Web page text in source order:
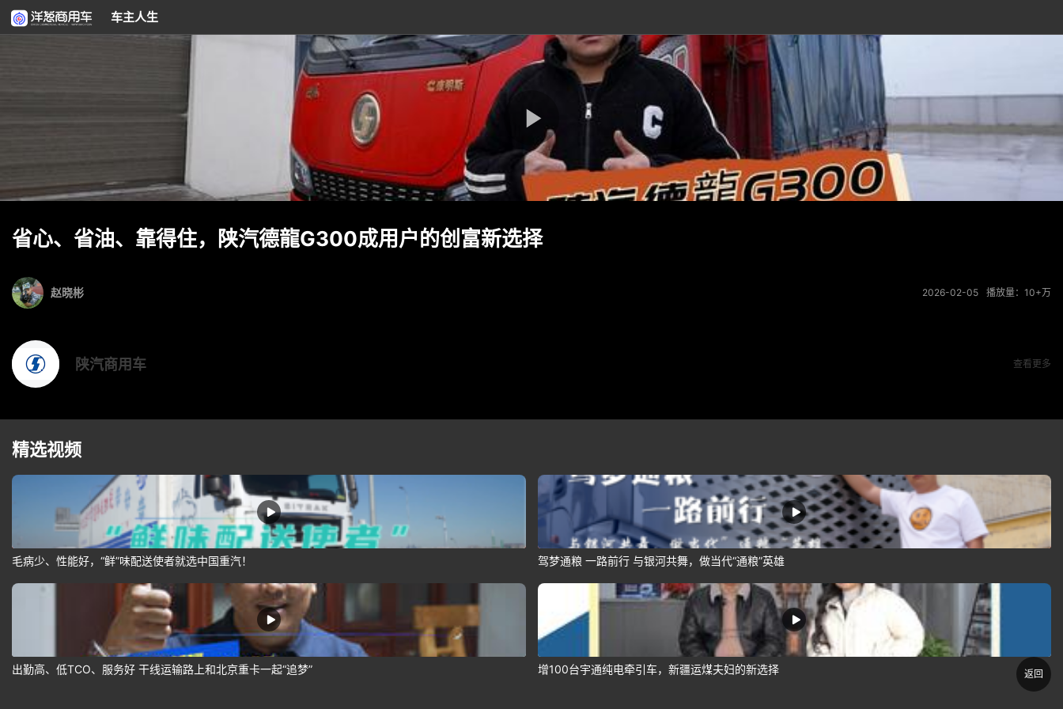
车主人生
省心、省油、靠得住，陕汽德龍G300成用户的创富新选择
播放量：10+万
2026-02-05
赵晓彬
陕汽商用车 查看更多
精选视频
毛病少、性能好，“鲜”味配送使者就选中国重汽！ 驾梦通粮 一路前行 与银河共舞，做当代“通粮”英雄
出勤高、低TCO、服务好 干线运输路上和北京重卡一起“追梦” 增100台宇通纯电牵引车，新疆运煤夫妇的新选择 返回